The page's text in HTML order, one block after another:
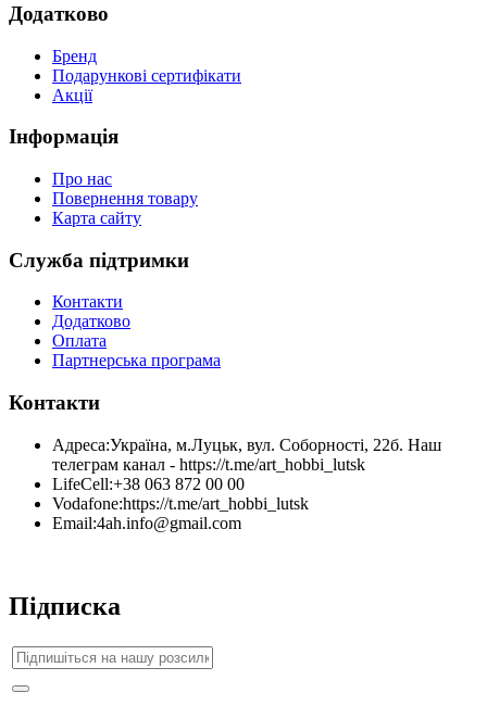
Додатково
Бренд
Подарункові сертифікати
Акції
Інформація
Про нас
Повернення товару
Карта сайту
Служба підтримки
Контакти
Додатково
Оплата
Партнерська програма
Контакти
Адреса:Україна, м.Луцьк, вул. Соборності, 22б. Наш
телеграм канал - https://t.me/art_hobbi_lutsk
LifeCell:+38 063 872 00 00
Vodafone:https://t.me/art_hobbi_lutsk
Email:4ah.info@gmail.com
Підписка